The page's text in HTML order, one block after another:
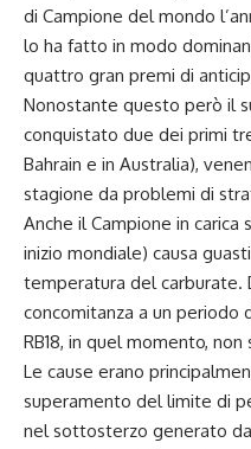
di Campione del mondo
lo ha fatto in modo
quattro gran premi di
Nonostante questo però il
conquistato due dei primi
Bahrain e in Australia),
stagione da problemi di
Anche il Campione in
inizio mondiale) causa
temperatura del carburate.
concomitanza a un periodo
RB18, in quel momento,
Le cause erano
superamento del limite di
nel sottosterzo generato